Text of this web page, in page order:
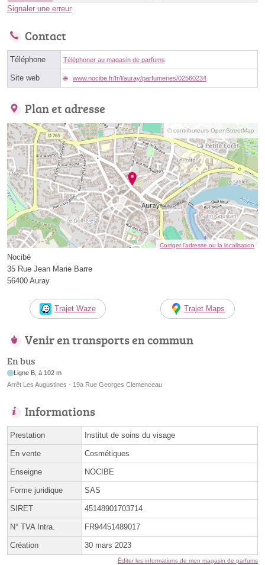
Signaler une erreur
Contact
Téléphone Téléphoner au magasin de parfums
Site web www.nocibe.fr/fr/l/auray/parfumeries/02560234
Plan et adresse
© contributeurs OpenStreetMap
Corriger l’adresse ou la localisation
Nocibé
35 Rue Jean Marie Barre
56400 Auray
Trajet Waze Trajet Maps
Venir en transports en commun
En bus
Ligne B, à 102 m
Arrêt Les Augustines - 19a Rue Georges Clemenceau
Informations
Prestation Institut de soins du visage
En vente Cosmétiques
Enseigne NOCIBE
Forme juridique SAS
SIRET 45148901703714
N° TVA Intra. FR94451489017
Création 30 mars 2023
Éditer les informations de mon magasin de parfums